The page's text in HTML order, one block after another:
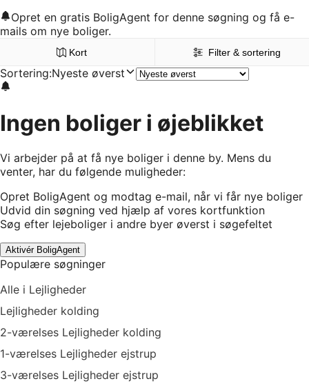
Opret en gratis BoligAgent for denne søgning og få e-
mails om nye boliger.
Kort Filter & sortering
Sortering:Nyeste øverst
Ingen boliger i øjeblikket
Vi arbejder på at få nye boliger i denne by. Mens du
venter, har du følgende muligheder:
Opret BoligAgent og modtag e-mail, når vi får nye boliger
Udvid din søgning ved hjælp af vores kortfunktion
Søg efter lejeboliger i andre byer øverst i søgefeltet
Aktivér BoligAgent
Populære søgninger
Alle i Lejligheder
Lejligheder kolding
2-værelses Lejligheder kolding
1-værelses Lejligheder ejstrup
3-værelses Lejligheder ejstrup